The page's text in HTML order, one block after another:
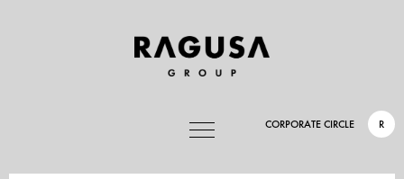
CORPORATE CIRCLE R